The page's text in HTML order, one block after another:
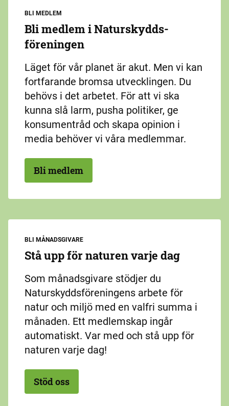
BLI MEDLEM
Bli medlem i Naturskydds­
föreningen
Läget för vår planet är akut. Men vi kan
fortfarande bromsa utvecklingen. Du
behövs i det arbetet. För att vi ska
kunna slå larm, pusha politiker, ge
konsumentråd och skapa opinion i
media behöver vi våra medlemmar.
Bli medlem
BLI MÅNADSGIVARE
Stå upp för naturen varje dag
Som månadsgivare stödjer du
Naturskyddsföreningens arbete för
natur och miljö med en valfri summa i
månaden. Ett medlemskap ingår
automatiskt. Var med och stå upp för
naturen varje dag!
Stöd oss